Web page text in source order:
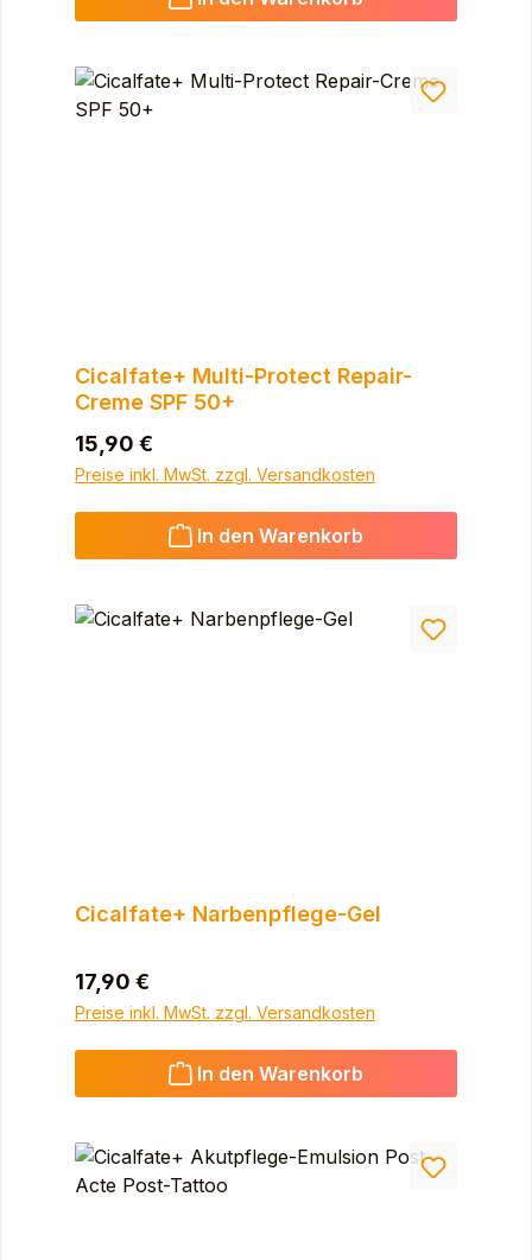
Cicalfate+ Multi-Protect Repair-
Creme SPF 50+
Regulärer Preis:
15,90 €
Preise inkl. MwSt. zzgl. Versandkosten
In den Warenkorb
Cicalfate+ Narbenpflege-Gel
Regulärer Preis:
17,90 €
Preise inkl. MwSt. zzgl. Versandkosten
In den Warenkorb